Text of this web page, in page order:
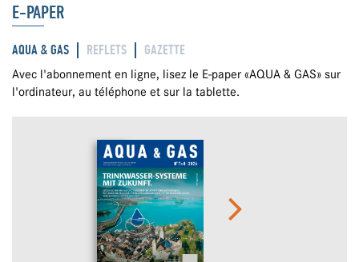
E-PAPER
AQUA & GAS REFLETS GAZETTE
Avec l'abonnement en ligne, lisez le E-paper «AQUA & GAS» sur
l'ordinateur, au téléphone et sur la tablette.